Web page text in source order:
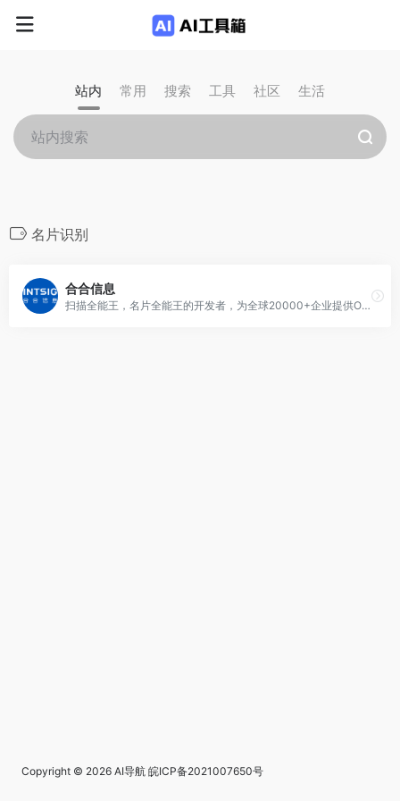
站内 常用 搜索 工具 社区 生活
名片识别
合合信息
扫描全能王，名片全能王的开发者，为全球20000+企业提供OCR，名片识别，证件识别，文档识别，企业征信，团队协作等技术支持，googleplay优秀开发者
Copyright © 2026 AI导航 皖ICP备2021007650号